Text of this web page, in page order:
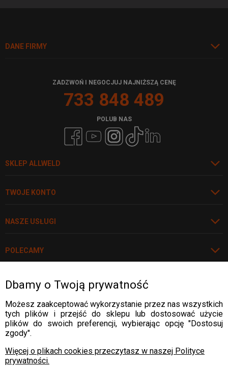
DANE FIRMY
SKLEP ALLWELD
TWOJE KONTO
NASZE USŁUGI
POLECAMY
ZADZWOŃ I NEGOCJUJ NAJNIŻSZĄ CENĘ
733 848 489
POLUB NAS
WARTO WIEDZIEĆ
WARTO WIEDZIEĆ
WARTO WIEDZIEĆ
Rozwiń
DOSTAWA:
Dbamy o Twoją prywatność
Możesz zaakceptować wykorzystanie przez nas wszystkich
tych plików i przejść do sklepu lub dostosować użycie
plików do swoich preferencji, wybierając opcję "Dostosuj
zgody".
Więcej o plikach cookies przeczytasz w naszej Polityce
prywatności.